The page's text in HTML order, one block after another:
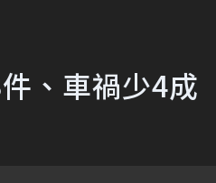
、車禍少4成